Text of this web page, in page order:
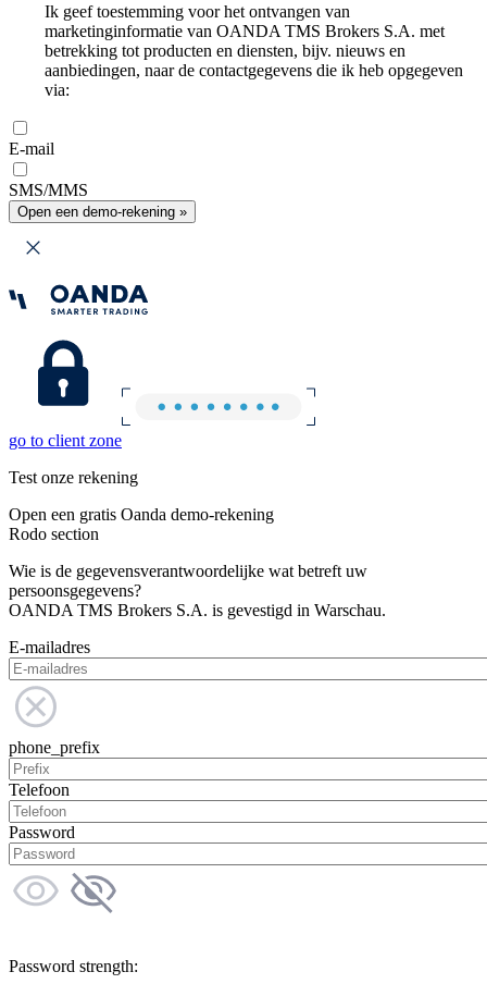
Ik geef toestemming voor het ontvangen van
marketinginformatie van OANDA TMS Brokers S.A. met
betrekking tot producten en diensten, bijv. nieuws en
aanbiedingen, naar de contactgegevens die ik heb opgegeven
via:
E-mail
SMS/MMS
Open een demo-rekening »
go to client zone
Test onze rekening
Open een gratis Oanda demo-rekening
Rodo section
Wie is de gegevensverantwoordelijke wat betreft uw
persoonsgegevens?
OANDA TMS Brokers S.A. is gevestigd in Warschau.
E-mailadres
phone_prefix
Telefoon
Password
Password strength: